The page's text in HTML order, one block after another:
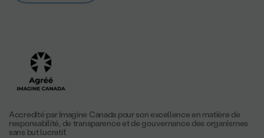
Accredité par Imagine Canada pour son excellence en matière de
responsabilité, de transparence et de gouvernance des organismes
sans but lucratif.